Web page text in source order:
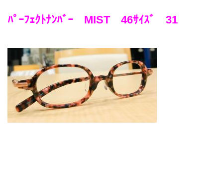
Access
Q＆A
お問合せ
CONTACT
ﾊﾟｰﾌｪｸﾄﾅﾝﾊﾞｰ MIST 46ｻｲｽﾞ 31